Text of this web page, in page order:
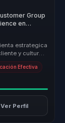
Group
en
estrategica
y cultura
Efectiva
Ver Perfil